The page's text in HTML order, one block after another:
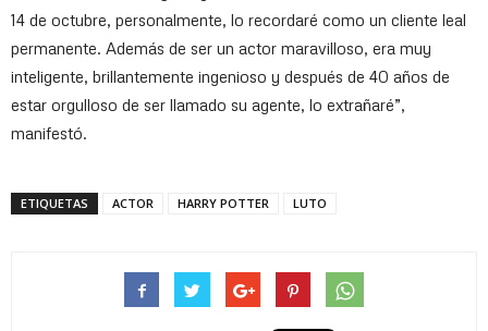
14 de octubre, personalmente, lo recordaré como un cliente leal
permanente. Además de ser un actor maravilloso, era muy
inteligente, brillantemente ingenioso y después de 40 años de
estar orgulloso de ser llamado su agente, lo extrañaré”,
manifestó.
ETIQUETAS ACTOR HARRY POTTER LUTO